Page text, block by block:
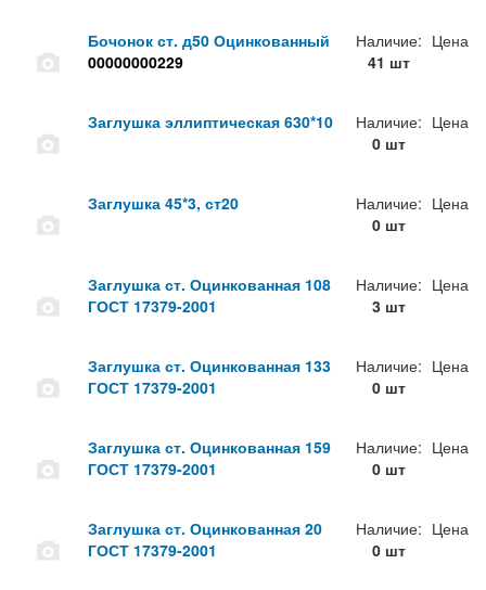
Бочонок ст. д50 Оцинкованный
00000000229
Наличие:
41 шт
Цена
Заглушка эллиптическая 630*10
Наличие:
0 шт
Цена
Заглушка 45*3, ст20
Наличие:
0 шт
Цена
Заглушка ст. Оцинкованная 108
ГОСТ 17379-2001
Наличие:
3 шт
Цена
Заглушка ст. Оцинкованная 133
ГОСТ 17379-2001
Наличие:
0 шт
Цена
Заглушка ст. Оцинкованная 159
ГОСТ 17379-2001
Наличие:
0 шт
Цена
Заглушка ст. Оцинкованная 20
ГОСТ 17379-2001
Наличие:
0 шт
Цена